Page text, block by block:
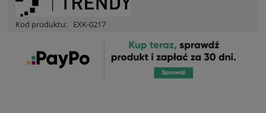
Kod produktu: EXK-0217